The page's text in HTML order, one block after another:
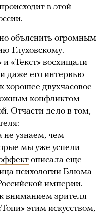
в этой
объяснить огромным
Глуховскому.
«Текст» восхищали
даже его интервью
двухчасовое
конфликтом
Отчасти дело в том,
не узнаем, чем
мы уже успели
описала еще
психологии Блюма
империи.
вниманием зрителя
этим искусством,